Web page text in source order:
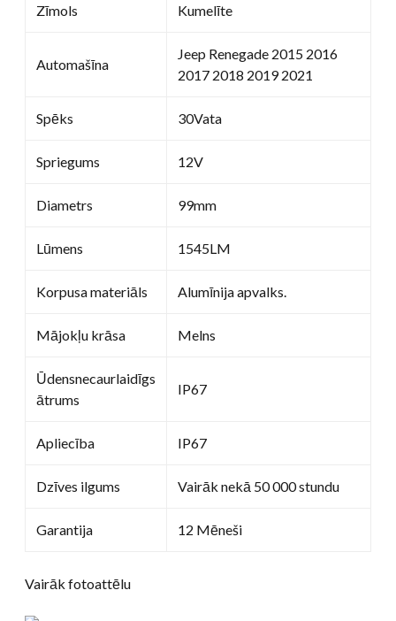
Zīmols Kumelīte
Automašīna
Jeep Renegade 2015 2016
2017 2018 2019 2021
Spēks 30Vata
Spriegums 12V
Diametrs 99mm
Lūmens 1545LM
Korpusa materiāls Alumīnija apvalks.
Mājokļu krāsa Melns
Ūdensnecaurlaidīgs
ātrums
IP67
Apliecība IP67
Dzīves ilgums Vairāk nekā 50 000 stundu
Garantija 12 Mēneši
Vairāk fotoattēlu